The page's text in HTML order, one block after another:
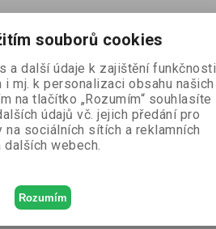
souborů cookies
a další údaje k zajištění funkčnosti
mj. k personalizaci obsahu našich
na tlačítko „Rozumím“ souhlasíte
údajů vč. jejich předání pro
sociálních sítích a reklamních
dalších webech.
Rozumím